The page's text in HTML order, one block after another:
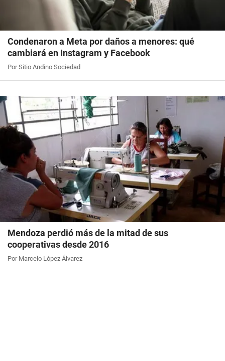
Condenaron a Meta por daños a menores: qué
cambiará en Instagram y Facebook
Por Sitio Andino Sociedad
Mendoza perdió más de la mitad de sus
cooperativas desde 2016
Por Marcelo López Álvarez